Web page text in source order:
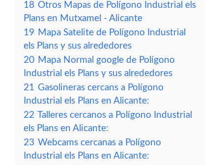
18 Otros Mapas de Polígono Industrial els
Plans en Mutxamel - Alicante
19 Mapa Satelite de Polígono Industrial
els Plans y sus alrededores
20 Mapa Normal google de Polígono
Industrial els Plans y sus alrededores
21 Gasolineras cercans a Polígono
Industrial els Plans en Alicante:
22 Talleres cercanos a Polígono Industrial
els Plans en Alicante:
23 Webcams cercanas a Polígono
Industrial els Plans en Alicante: